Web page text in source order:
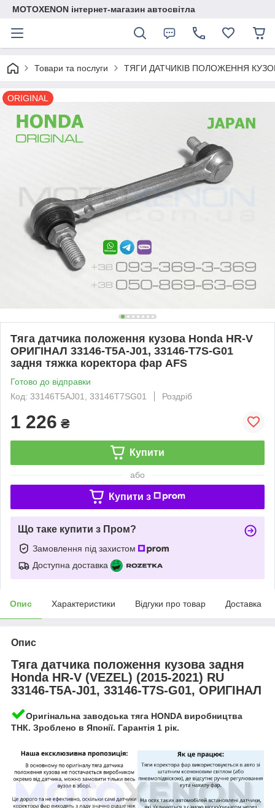
MOTOXENON інтернет-магазин автосвітла
Товари та послуги ТЯГИ ДАТЧИКІВ ПОЛОЖЕННЯ
ORIGINAL
Тяга датчика положення кузова Honda HR-V
ОРИГІНАЛ 33146-T5A-J01, 33146-T7S-G01
задня тяжка коректора фар AFS
Готово до відправки
Код: 33146T5AJ01, 33146T7SG01
Роздріб
1 226 ₴
Купити
або
Купити з
Що таке купити з Пром?
Замовлення під захистом
Доступна доставка
Опис Характеристики Відгуки про товар Доставка
Опис
Тяга датчика положення кузова задня
Honda HR-V (VEZEL) (2015-2021) RU
33146-T5A-J01, 33146-T7S-G01, ОРИГІНАЛ
Оригінальна заводська тяга HONDA виробництва
ТНК. Зроблено в Японії. Гарантія 1 рік.